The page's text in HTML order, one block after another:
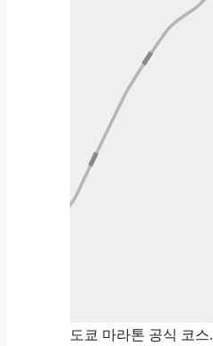
도쿄 마라톤 공식 코스.